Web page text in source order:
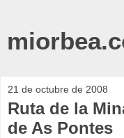
21 de octubre de 2008
Ruta de la
de As Pontes